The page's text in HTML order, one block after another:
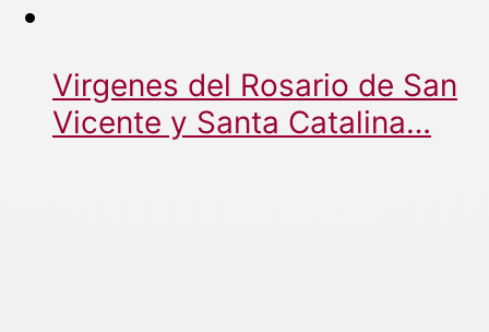
Virgenes del Rosario de San
Vicente y Santa Catalina…